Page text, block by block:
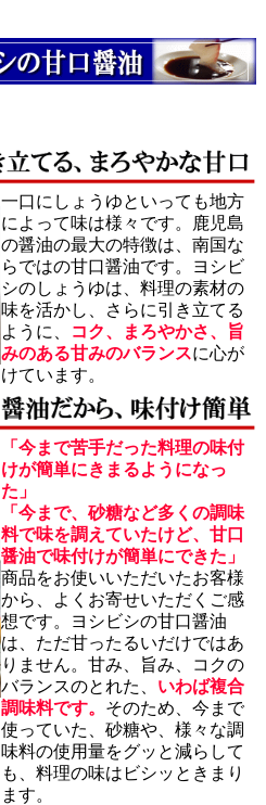
一口にしょうゆといっても地方
によって味は様々です。鹿児島
の醤油の最大の特徴は、南国な
らではの甘口醤油です。ヨシビ
シのしょうゆは、料理の素材の
味を活かし、さらに引き立てる
ように、
コク、まろやかさ、旨
みのある甘みのバランスに心が
けています。
「今まで苦手だった料理の味付
けが簡単にきまるようになっ
た」
「今まで、砂糖など多くの調味
料で味を調えていたけど、甘口
醤油で味付けが簡単にできた」
商品をお使いいただいたお客様
から、よくお寄せいただくご感
想です。ヨシビシの甘口醤油
は、ただ甘ったるいだけではあ
りません。甘み、旨み、コクの
バランスのとれた、 いわば複合
調味料です。 そのため、今まで
使っていた、砂糖や、様々な調
味料の使用量をグッと減らして
も、料理の味はビシッときまり
ます。